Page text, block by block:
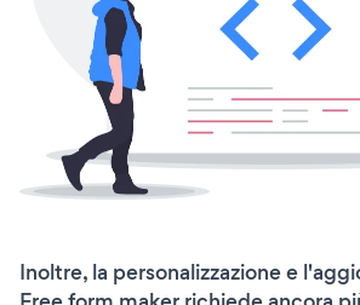
Inoltre, la personalizzazione e